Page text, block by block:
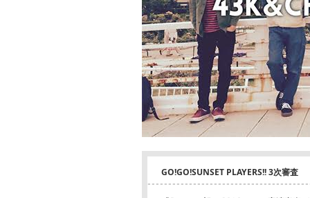
GO!GO!SUNSET PLAYERS!! 3次審査